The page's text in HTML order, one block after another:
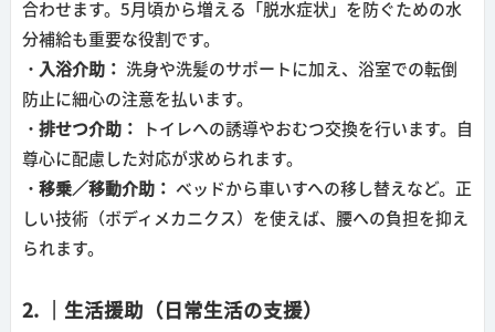
合わせます。 5月頃から増える「脱水症状」を防ぐための水
分補給も重要な役割です。
・入浴介助： 洗身や洗髪のサポートに加え、浴室での転倒
防止に細心の注意を払います。
・排せつ介助：
トイレへの誘導やおむつ交換を行います。自
尊心に配慮した対応が求められます。
・移乗／移動介助： ベッドから車いすへの移し替えなど。正
しい技術（ボディメカニクス）を使えば、腰への負担を抑え
られます。
2. ｜生活援助（日常生活の支援）